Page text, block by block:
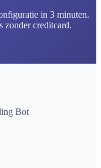
in 3 minuten.
creditcard.
Bot